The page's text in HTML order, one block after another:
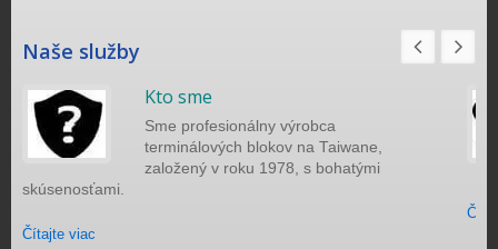
Naše služby
Kto sme
Sme profesionálny výrobca
terminálových blokov na Taiwane,
založený v roku 1978, s bohatými
skúsenosťami.
Čítajte viac